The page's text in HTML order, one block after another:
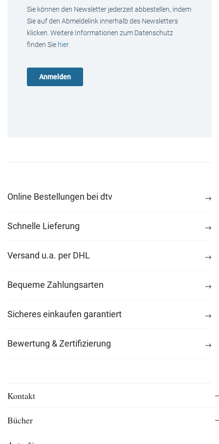
Sie können den Newsletter jederzeit abbestellen, indem
Sie auf den Abmeldelink innerhalb des Newsletters
klicken. Weitere Informationen zum Datenschutz
finden Sie hier.
Online Bestellungen bei dtv
Schnelle Lieferung
Versand u.a. per DHL
Bequeme Zahlungsarten
Sicheres einkaufen garantiert
Bewertung & Zertifizierung
Kontakt
Bücher